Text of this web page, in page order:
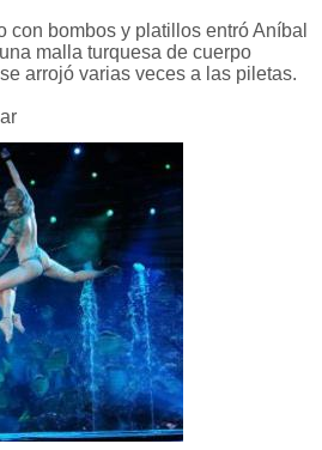
con bombos y platillos entró Aníbal
malla turquesa de cuerpo
arrojó varias veces a las piletas.